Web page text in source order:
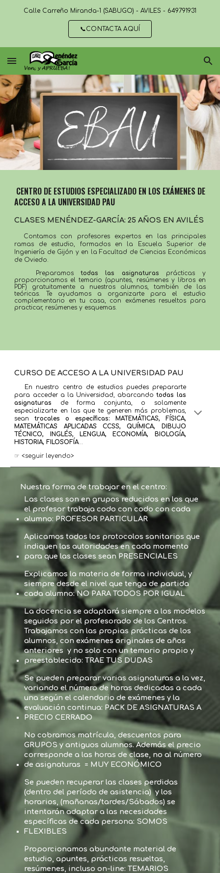
Skip to main content
Calle Carreño Miranda-1 (SABUGO) - AVILÉS - 649791931
📞CONTACTA AQUÍ
CENTRO DE ESTUDIOS ESPECIALIZADO EN LOS EXÁMENES DE
ACCESO A LA UNIVERSIDAD PAU
CLASES MENÉNDEZ-GARCÍA: 25 AÑOS EN AVILÉS
Contamos con profesores expertos en las principales
ramas de estudio, formados en la Escuela Superior de
Ingeniería de Gijón y en la Facultad de Ciencias Económicas
de Oviedo.
Preparamostodas las asignaturas prácticas y
proporcionamos el temario (apuntes, resúmenes y libros en
PDF)
gratuitamente a nuestros alumnos, también de las
teóricas.
Te ayudamos a organizarte para el estudio
complementario en tu casa, con exámenes resueltos para
practicar, resúmenes y esquemas.
CURSO DE ACCESO A LA UNIVERSIDAD PAU
En nuestro centro de estudios puedes prepararte
para acceder a la Universidad, abarcandotodas las
asignaturas
de forma conjunta, o solamente
especializarte en las que te generen más problemas,
seantrocales o específicas: MATEMÁTICAS, FÍSICA,
MATEMÁTICAS APLICADAS CCSS, QUÍMICA, DIBUJO
TÉCNICO, INGLÉS, LENGUA, ECONOMÍA, BIOLOGÍA,
HISTORIA, FILOSOFÍA...
☞ <seguir leyendo>
Nuestra forma de trabajar en el centro:
Las clases son en grupos reducidos en los que
el profesor trabaja codo con codo con cada
alumno: PROFESOR PARTICULAR
Aplicamos todos los protocolos sanitarios que
indiquen las autoridades en cada momento
para que las clases sean PRESENCIALES
Explicamos la materia de forma individual, y
siempre desde el nivel que tenga de partida
cada alumno: NO PARA TODOS POR IGUAL
La docencia se adaptará siempre a los modelos
seguidos por el profesorado de los Centros.
Trabajamos con las propias prácticas de los
alumnos, con exámenes originales de años
anteriores y no solo con un temario propio y
preestablecido: TRAE TUS DUDAS
Se pueden preparar varias asignaturas a la vez,
variando el número de horas dedicadas a cada
una según el calendario de exámenes y la
evaluación continua: PACK DE ASIGNATURAS A
PRECIO CERRADO
No cobramos matrícula, descuentos para
GRUPOS y antiguos alumnos. Además el precio
corresponde a las horas de clase, no al número
de asignaturas = MUY ECONÓMICO
Se pueden recuperar las clases perdidas
(dentro del período de asistencia) y los
horarios, (mañanas/tardes/Sábados) se
intentarán adaptar a las necesidades
específicas de cada persona: SOMOS
FLEXIBLES
Proporcionamos abundante material de
estudio, apuntes, prácticas resueltas,
resúmenes, incluso on-line: TEMARIOS